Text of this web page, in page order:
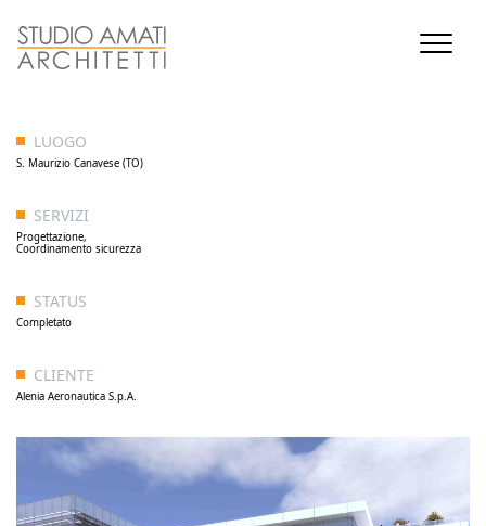
LUOGO
S. Maurizio Canavese (TO)
SERVIZI
Progettazione,
Coordinamento sicurezza
STATUS
Completato
CLIENTE
Alenia Aeronautica S.p.A.